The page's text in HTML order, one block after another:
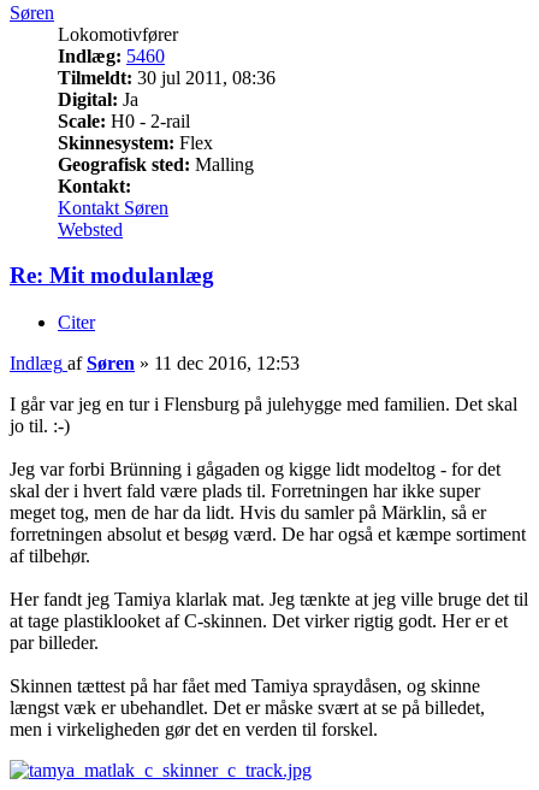
Søren
Lokomotivfører
Indlæg: 5460
Tilmeldt: 30 jul 2011, 08:36
Digital: Ja
Scale: H0 - 2-rail
Skinnesystem: Flex
Geografisk sted: Malling
Kontakt:
Kontakt Søren
Websted
Re: Mit modulanlæg
Citer
Indlæg afSøren » 11 dec 2016, 12:53
I går var jeg en tur i Flensburg på julehygge med familien. Det skal
jo til. :-)
Jeg var forbi Brünning i gågaden og kigge lidt modeltog - for det
skal der i hvert fald være plads til. Forretningen har ikke super
meget tog, men de har da lidt. Hvis du samler på Märklin, så er
forretningen absolut et besøg værd. De har også et kæmpe sortiment
af tilbehør.
Her fandt jeg Tamiya klarlak mat. Jeg tænkte at jeg ville bruge det til
at tage plastiklooket af C-skinnen. Det virker rigtig godt. Her er et
par billeder.
Skinnen tættest på har fået med Tamiya spraydåsen, og skinne
længst væk er ubehandlet. Det er måske svært at se på billedet,
men i virkeligheden gør det en verden til forskel.